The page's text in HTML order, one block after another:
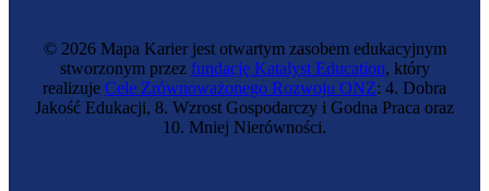
© 2026 Mapa Karier jest otwartym zasobem edukacyjnym
stworzonym przez fundację Katalyst Education, który
realizuje Cele Zrównoważonego Rozwoju ONZ: 4. Dobra
Jakość Edukacji, 8. Wzrost Gospodarczy i Godna Praca oraz
10. Mniej Nierówności.